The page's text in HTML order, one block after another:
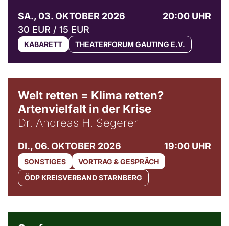
SA., 03. OKTOBER 2026
20:00 UHR
30 EUR / 15 EUR
KABARETT THEATERFORUM GAUTING E.V.
Welt retten = Klima retten?
Artenvielfalt in der Krise
Dr. Andreas H. Segerer
DI., 06. OKTOBER 2026 19:00 UHR
SONSTIGES
VORTRAG & GESPRÄCH
ÖDP KREISVERBAND STARNBERG